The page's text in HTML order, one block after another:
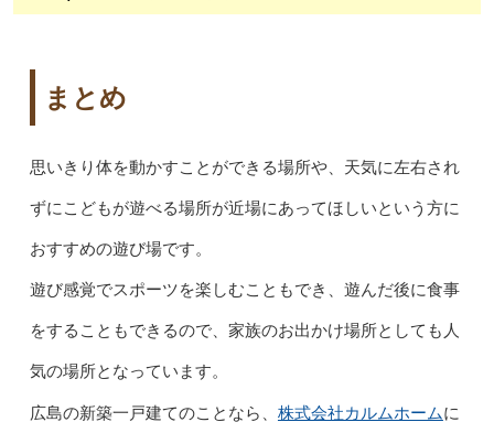
まとめ
思いきり体を動かすことができる場所や、天気に左右され
ずにこどもが遊べる場所が近場にあってほしいという方に
おすすめの遊び場です。
遊び感覚でスポーツを楽しむこともでき、遊んだ後に食事
をすることもできるので、家族のお出かけ場所としても人
気の場所となっています。
広島の新築一戸建てのことなら、 株式会社カルムホームに